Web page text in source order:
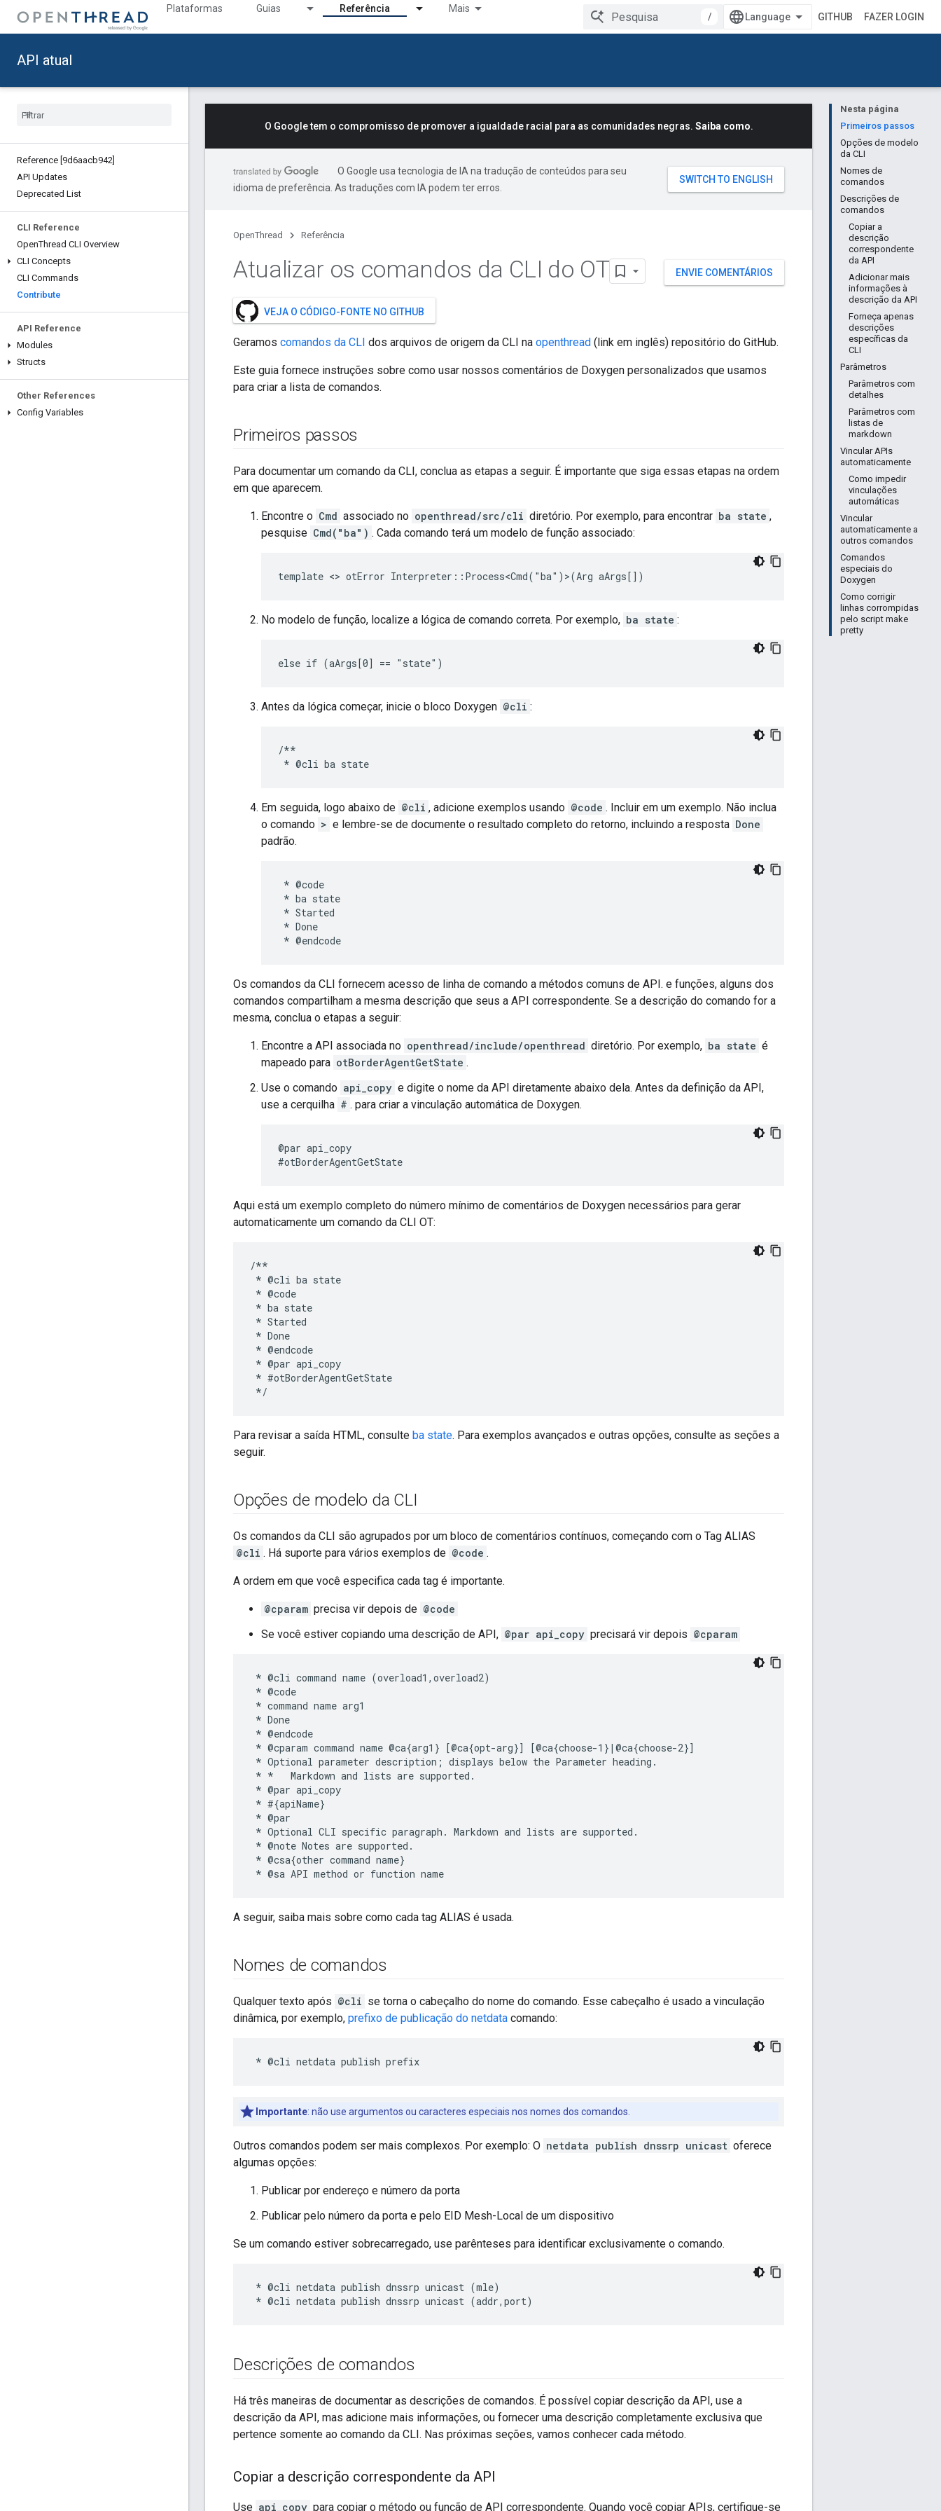
Plataformas Guias Referência Mais
/ GITHUB FAZER LOGIN
API atual
Reference [9d6aacb942]
API Updates
Deprecated List
CLI Reference
OpenThread CLI Overview
CLI Concepts
CLI Commands
Contribute
API Reference
Modules
Structs
Other References
Config Variables
Nesta página
Primeiros passos
Opções de modelo
da CLI
Nomes de
comandos
Descrições de
comandos
Copiar a
descrição
correspondente
da API
Adicionar mais
informações à
descrição da API
Forneça apenas
descrições
específicas da
CLI
Parâmetros
Parâmetros com
detalhes
Parâmetros com
listas de
markdown
Vincular APIs
automaticamente
Como impedir
vinculações
automáticas
Vincular
automaticamente a
outros comandos
Comandos
especiais do
Doxygen
Como corrigir
linhas corrompidas
pelo script make
pretty
O Google tem o compromisso de promover a igualdade racial para as comunidades negras. Saiba como.
O Google usa tecnologia de IA na tradução de conteúdos para seu
idioma de preferência. As traduções com IA podem ter erros.
OpenThread Referência
ENVIE COMENTÁRIOS
Atualizar os comandos da CLI do OT
VEJA O CÓDIGO-FONTE NO GITHUB
Geramos comandos da CLI dos arquivos de origem da CLI na openthread (link em inglês) repositório do GitHub.
Este guia fornece instruções sobre como usar nossos comentários de Doxygen personalizados que usamos
para criar a lista de comandos.
Primeiros passos
Para documentar um comando da CLI, conclua as etapas a seguir. É importante que siga essas etapas na ordem
em que aparecem.
Encontre o Cmd associado no openthread/src/cli diretório. Por exemplo, para encontrar ba state ,
pesquise Cmd("ba") . Cada comando terá um modelo de função associado:
No modelo de função, localize a lógica de comando correta. Por exemplo, ba state :
Antes da lógica começar, inicie o bloco Doxygen @cli :
/**
Em seguida, logo abaixo de @cli , adicione exemplos usando @code . Incluir em um exemplo. Não inclua
o comando > e lembre-se de documente o resultado completo do retorno, incluindo a resposta Done
padrão.
* @code
* ba state
* Started
* Done
Os comandos da CLI fornecem acesso de linha de comando a métodos comuns de API. e funções, alguns dos
comandos compartilham a mesma descrição que seus a API correspondente. Se a descrição do comando for a
mesma, conclua o etapas a seguir:
Encontre a API associada no openthread/include/openthread diretório. Por exemplo, ba state é
mapeado para otBorderAgentGetState .
Use o comando api_copy e digite o nome da API diretamente abaixo dela. Antes da definição da API,
use a cerquilha # . para criar a vinculação automática de Doxygen.
@par api_copy
Aqui está um exemplo completo do número mínimo de comentários de Doxygen necessários para gerar
automaticamente um comando da CLI OT:
/**
* @cli ba state
* @code
* ba state
* Started
* Done
* @endcode
* @par api_copy
* #otBorderAgentGetState
Para revisar a saída HTML, consulte ba state. Para exemplos avançados e outras opções, consulte as seções a
seguir.
Opções de modelo da CLI
Os comandos da CLI são agrupados por um bloco de comentários contínuos, começando com o Tag ALIAS
@cli . Há suporte para vários exemplos de @code .
A ordem em que você especifica cada tag é importante.
@cparam precisa vir depois de @code
Se você estiver copiando uma descrição de API, @par api_copy precisará vir depois @cparam
* @cli command name (overload1,overload2)
* @code
* command name arg1
* Done
* @endcode
* @cparam command name @ca{arg1} [@ca{opt-arg}] [@ca{choose-1}|@ca{choose-2}]
* Optional parameter description; displays below the Parameter heading.
* *   Markdown and lists are supported.
* @par api_copy
* #{apiName}
* @par
* Optional CLI specific paragraph. Markdown and lists are supported.
* @note Notes are supported.
* @csa{other command name}
A seguir, saiba mais sobre como cada tag ALIAS é usada.
Nomes de comandos
Qualquer texto após @cli se torna o cabeçalho do nome do comando. Esse cabeçalho é usado a vinculação
dinâmica, por exemplo, prefixo de publicação do netdata comando:
Importante: não use argumentos ou caracteres especiais nos nomes dos comandos.
Outros comandos podem ser mais complexos. Por exemplo: O netdata publish dnssrp unicast oferece
algumas opções:
Publicar por endereço e número da porta
Publicar pelo número da porta e pelo EID Mesh-Local de um dispositivo
Se um comando estiver sobrecarregado, use parênteses para identificar exclusivamente o comando.
* @cli netdata publish dnssrp unicast (mle)
Descrições de comandos
Há três maneiras de documentar as descrições de comandos. É possível copiar descrição da API, use a
descrição da API, mas adicione mais informações, ou fornecer uma descrição completamente exclusiva que
pertence somente ao comando da CLI. Nas próximas seções, vamos conhecer cada método.
Copiar a descrição correspondente da API
Use api_copy para copiar o método ou função de API correspondente. Quando você copiar APIs, certifique-se